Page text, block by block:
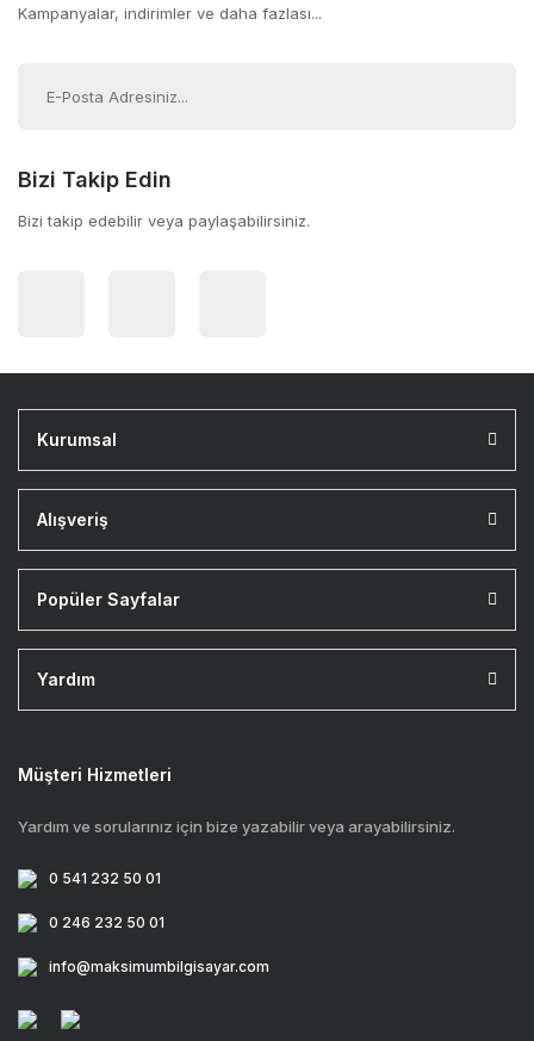
Kampanyalar, indirimler ve daha fazlası...
Bizi Takip Edin
Bizi takip edebilir veya paylaşabilirsiniz.
Kurumsal
Alışveriş
Popüler Sayfalar
Yardım
Müşteri Hizmetleri
Yardım ve sorularınız için bize yazabilir veya arayabilirsiniz.
0 541 232 50 01
0 246 232 50 01
info@maksimumbilgisayar.com